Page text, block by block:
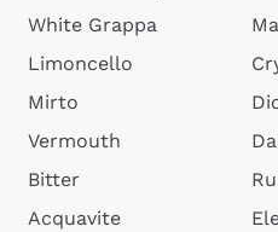
White Grappa
Limoncello
Mirto
Vermouth
Bitter
Acquavite